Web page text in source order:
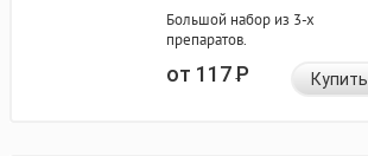
Большой набор из 3-х
препаратов.
от 117Р Купить